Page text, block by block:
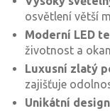
osvětlení větší
Moderní LED
životnost a
Luxusní zlatý
zajišťuje
Unikátní design